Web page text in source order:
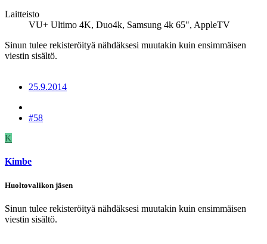
Laitteisto
VU+ Ultimo 4K, Duo4k, Samsung 4k 65", AppleTV
Sinun tulee rekisteröityä nähdäksesi muutakin kuin ensimmäisen
viestin sisältö.
25.9.2014
#58
K
Kimbe
Huoltovalikon jäsen
Sinun tulee rekisteröityä nähdäksesi muutakin kuin ensimmäisen
viestin sisältö.